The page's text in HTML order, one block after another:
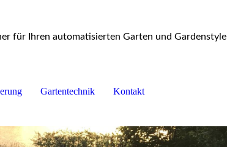
für Ihren automatisierten Garten und Gardenstyle
Gartentechnik Kontakt